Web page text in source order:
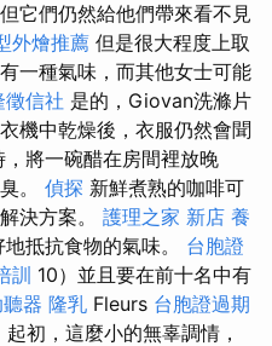
它們仍然給他們帶來看不見
外燴推薦 但是很大程度上取
一種氣味，而其他女士可能
徵信社 是的，Giovan洗滌片
機中乾燥後，衣服仍然會聞
將一碗醋在房間裡放晚
。 偵探 新鮮煮熟的咖啡可
決方案。 護理之家 新店 養
抵抗食物的氣味。 台胞證
訓 10）並且要在前十名中有
器 隆乳 Fleurs 台胞證過期
初，這麼小的無辜調情，